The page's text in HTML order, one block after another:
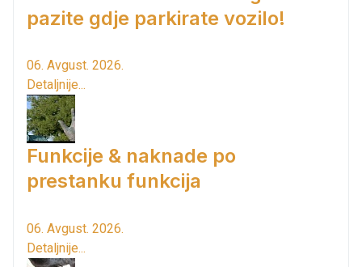
pazite gdje parkirate vozilo!
06. Avgust. 2026.
Detaljnije...
Funkcije & naknade po
prestanku funkcija
06. Avgust. 2026.
Detaljnije...